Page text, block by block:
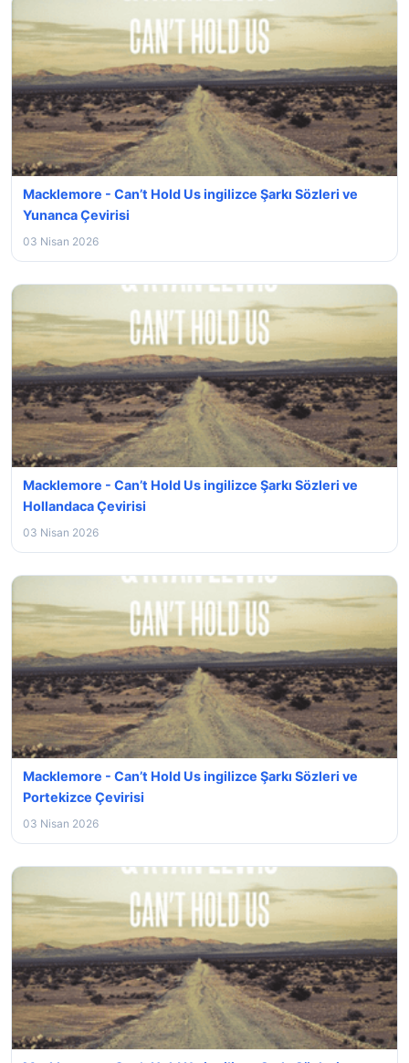
Macklemore - Can’t Hold Us ingilizce Şarkı Sözleri ve
Yunanca Çevirisi
03 Nisan 2026
Macklemore - Can’t Hold Us ingilizce Şarkı Sözleri ve
Hollandaca Çevirisi
03 Nisan 2026
Macklemore - Can’t Hold Us ingilizce Şarkı Sözleri ve
Portekizce Çevirisi
03 Nisan 2026